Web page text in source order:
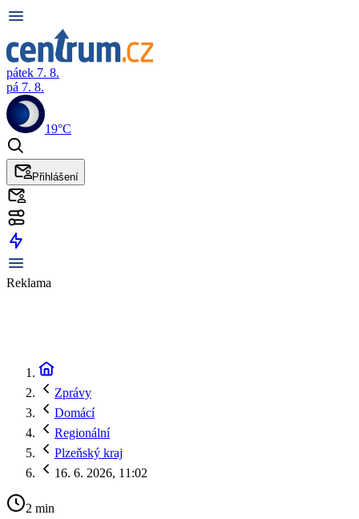
pátek 7. 8.
pá 7. 8.
19°C
Přihlášení
Reklama
Zprávy
Domácí
Regionální
Plzeňský kraj
16. 6. 2026, 11:02
2 min